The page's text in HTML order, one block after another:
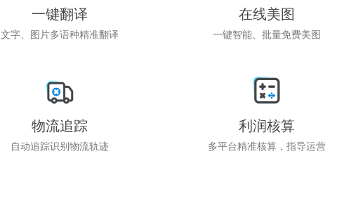
一键翻译
文字、图片多语种精准翻译
在线美图
一键智能、批量免费美图
物流追踪
自动追踪识别物流轨迹
利润核算
多平台精准核算，指导运营